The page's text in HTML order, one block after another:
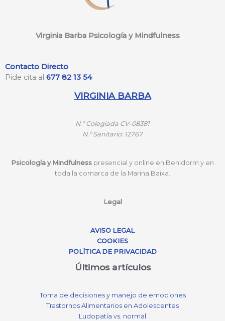
Virginia Barba Psicología y Mindfulness
Contacto Directo
Pide cita al 677 82 13 54
VIRGINIA BARBA
N.º Colegiada CV-08381
N.ºSanitario: 12767
Psicología y Mindfulness presencial y online en Benidorm y en
toda la comarca de la Marina Baixa.
Legal
AVISO LEGAL
COOKIES
POLÍTICA DE PRIVACIDAD
Últimos artículos
Toma de decisiones y manejo de emociones
Trastornos Alimentarios en Adolescentes
Ludopatía vs. normal